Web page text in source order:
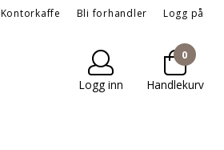
Kontorkaffe Bli forhandler Logg på
Logg inn
0
Handlekurv